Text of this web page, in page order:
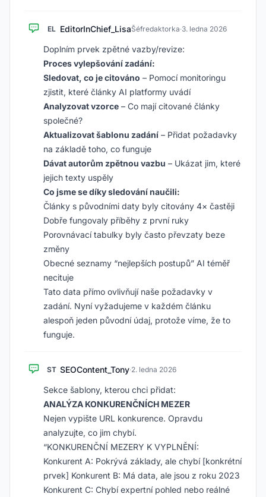
EL EditorInChief_LisaŠéfredaktorka·3. ledna 2026
Doplním prvek zpětné vazby/revize:
Proces vylepšování zadání:
Sledovat, co je citováno – Pomocí monitoringu
zjistit, které články AI platformy uvádí
Analyzovat vzorce – Co mají citované články
společné?
Aktualizovat šablonu zadání – Přidat požadavky
na základě toho, co funguje
Dávat autorům zpětnou vazbu – Ukázat jim, které
jejich texty uspěly
Co jsme se díky sledování naučili:
Články s původními daty byly citovány 4× častěji
Dobře fungovaly příběhy z první ruky
Porovnávací tabulky byly často převzaty beze
změny
Obecné seznamy “nejlepších postupů” AI téměř
necituje
Tato data přímo ovlivňují naše požadavky v
zadání. Nyní vyžadujeme v každém článku
alespoň jeden původní údaj, protože víme, že to
funguje.
ST SEOContent_Tony·2. ledna 2026
Sekce šablony, kterou chci přidat:
ANALÝZA KONKURENČNÍCH MEZER
Nejen vypište URL konkurence. Opravdu
analyzujte, co jim chybí.
“KONKURENČNÍ MEZERY K VYPLNĚNÍ:
Konkurent A: Pokrývá základy, ale chybí [konkrétní
prvek] Konkurent B: Má data, ale jsou z roku 2023
Konkurent C: Chybí expertní pohled nebo reálné